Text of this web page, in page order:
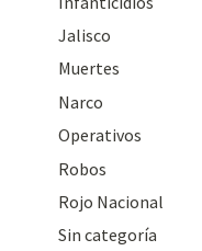
Jalisco
Muertes
Narco
Operativos
Robos
Rojo Nacional
Sin categoría